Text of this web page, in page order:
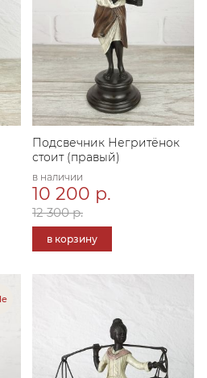
Подсвечник Негритёнок
стоит (правый)
в наличии
10 200 р.
12 300 р.
в корзину